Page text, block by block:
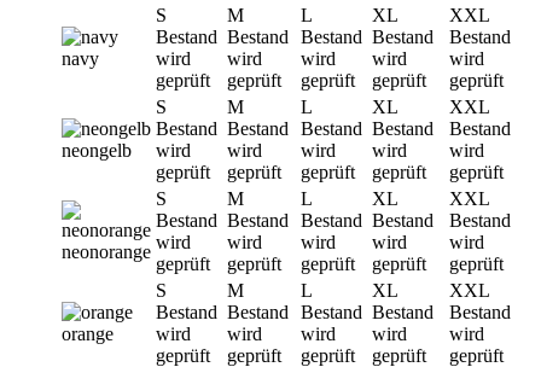
navy
S
Bestand
wird
geprüft
M
Bestand
wird
geprüft
L
Bestand
wird
geprüft
XL
Bestand
wird
geprüft
XXL
Bestand
wird
geprüft
neongelb
S
Bestand
wird
geprüft
M
Bestand
wird
geprüft
L
Bestand
wird
geprüft
XL
Bestand
wird
geprüft
XXL
Bestand
wird
geprüft
neonorange
S
Bestand
wird
geprüft
M
Bestand
wird
geprüft
L
Bestand
wird
geprüft
XL
Bestand
wird
geprüft
XXL
Bestand
wird
geprüft
orange
S
Bestand
wird
geprüft
M
Bestand
wird
geprüft
L
Bestand
wird
geprüft
XL
Bestand
wird
geprüft
XXL
Bestand
wird
geprüft